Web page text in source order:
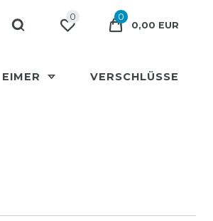
0
0
0,00 EUR
EIMER VERSCHLÜSSE